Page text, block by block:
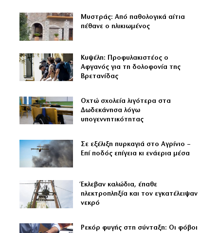
Μυστράς: Από παθολογικά αίτια
πέθανε ο ηλικιωμένος
Κυψέλη: Προφυλακιστέος ο
Αφγανός για τη δολοφονία της
Βρετανίδας
Οχτώ σχολεία λιγότερα στα
Δωδεκάνησα λόγω
υπογεννητικότητας
Σε εξέλιξη πυρκαγιά στο Αγρίνιο –
Επί ποδός επίγεια κι ενάερια μέσα
Έκλεβαν καλώδια, έπαθε
ηλεκτροπληξία και τον εγκατέλειψαν
νεκρό
Ρεκόρ φυγής στη σύνταξη: Οι φόβοι